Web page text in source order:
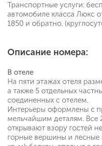
Транспортные услуги:
автомобиле класса Люкс
1850 и обратно.
Описание номера:
В отеле
На пяти этажах отеля
а также 5 отдельных
соединенных с отелем.
Интерьеры оформлены с
мельчайшим деталям. Все
открывают взору гостей
горные вершины и лесные